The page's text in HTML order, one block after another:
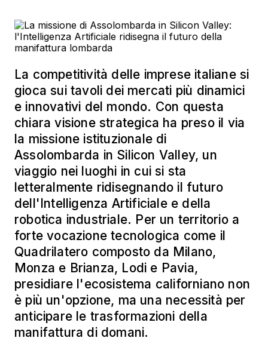
La competitività delle imprese italiane si
gioca sui tavoli dei mercati più dinamici
e innovativi del mondo. Con questa
chiara visione strategica ha preso il via
la missione istituzionale di
Assolombarda in Silicon Valley, un
viaggio nei luoghi in cui si sta
letteralmente ridisegnando il futuro
dell'Intelligenza Artificiale e della
robotica industriale. Per un territorio a
forte vocazione tecnologica come il
Quadrilatero composto da Milano,
Monza e Brianza, Lodi e Pavia,
presidiare l'ecosistema californiano non
è più un'opzione, ma una necessità per
anticipare le trasformazioni della
manifattura di domani.